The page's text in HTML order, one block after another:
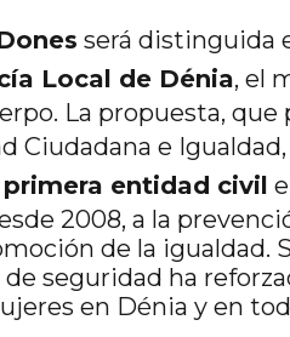
será distinguida
Local de Dénia, el
La propuesta, que
Ciudadana e
primera entidad civil
2008, a la
de la igualdad.
seguridad ha
en Dénia y en